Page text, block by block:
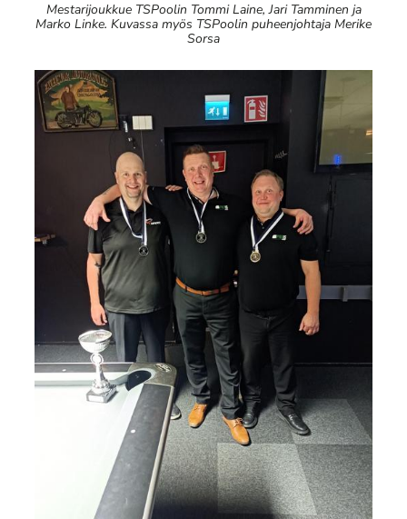
Mestarijoukkue TSPoolin Tommi Laine, Jari Tamminen ja
Marko Linke. Kuvassa myös TSPoolin puheenjohtaja Merike
Sorsa